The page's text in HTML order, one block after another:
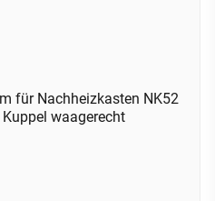
für Nachheizkasten NK52
waagerecht